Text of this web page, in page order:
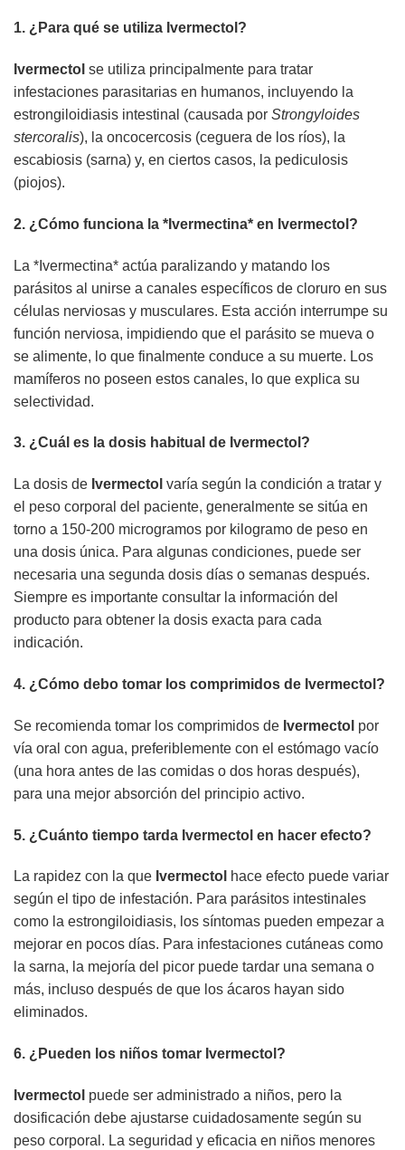
1. ¿Para qué se utiliza Ivermectol ?
Ivermectol se utiliza principalmente para tratar
infestaciones parasitarias en humanos, incluyendo la
estrongiloidiasis intestinal (causada por Strongyloides
stercoralis), la oncocercosis (ceguera de los ríos), la
escabiosis (sarna) y, en ciertos casos, la pediculosis
(piojos).
2. ¿Cómo funciona la *Ivermectina* en Ivermectol ?
La *Ivermectina* actúa paralizando y matando los
parásitos al unirse a canales específicos de cloruro en sus
células nerviosas y musculares. Esta acción interrumpe su
función nerviosa, impidiendo que el parásito se mueva o
se alimente, lo que finalmente conduce a su muerte. Los
mamíferos no poseen estos canales, lo que explica su
selectividad.
3. ¿Cuál es la dosis habitual de Ivermectol ?
La dosis de Ivermectol varía según la condición a tratar y
el peso corporal del paciente, generalmente se sitúa en
torno a 150-200 microgramos por kilogramo de peso en
una dosis única. Para algunas condiciones, puede ser
necesaria una segunda dosis días o semanas después.
Siempre es importante consultar la información del
producto para obtener la dosis exacta para cada
indicación.
4. ¿Cómo debo tomar los comprimidos de Ivermectol ?
Se recomienda tomar los comprimidos de Ivermectol por
vía oral con agua, preferiblemente con el estómago vacío
(una hora antes de las comidas o dos horas después),
para una mejor absorción del principio activo.
5. ¿Cuánto tiempo tarda Ivermectol en hacer efecto?
La rapidez con la que Ivermectol hace efecto puede variar
según el tipo de infestación. Para parásitos intestinales
como la estrongiloidiasis, los síntomas pueden empezar a
mejorar en pocos días. Para infestaciones cutáneas como
la sarna, la mejoría del picor puede tardar una semana o
más, incluso después de que los ácaros hayan sido
eliminados.
6. ¿Pueden los niños tomar Ivermectol ?
Ivermectol puede ser administrado a niños, pero la
dosificación debe ajustarse cuidadosamente según su
peso corporal. La seguridad y eficacia en niños menores